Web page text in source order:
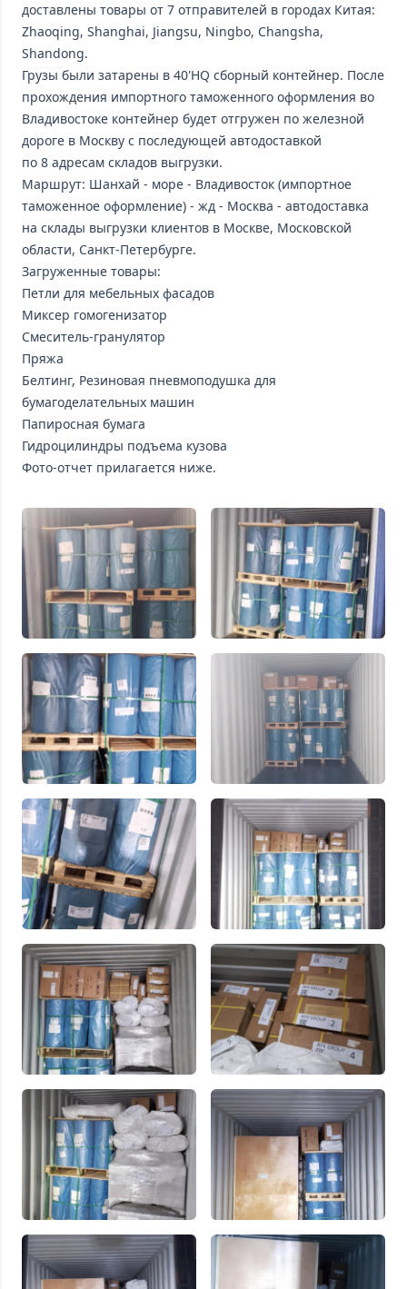
доставлены товары от 7 отправителей в городах Китая:
Zhaoqing, Shanghai, Jiangsu, Ningbo, Changsha,
Shandong.
Грузы были затарены в 40'HQ сборный контейнер. После
прохождения импортного таможенного оформления во
Владивостоке контейнер будет отгружен по железной
дороге в Москву с последующей автодоставкой
по 8 адресам складов выгрузки.
Маршрут: Шанхай - море - Владивосток (импортное
таможенное оформление) - жд - Москва - автодоставка
на склады выгрузки клиентов в Москве, Московской
области, Санкт-Петербурге.
Загруженные товары:
Петли для мебельных фасадов
Миксер гомогенизатор
Смеситель-гранулятор
Пряжа
Белтинг, Резиновая пневмоподушка для
бумагоделательных машин
Папиросная бумага
Гидроцилиндры подъема кузова
Фото-отчет прилагается ниже.